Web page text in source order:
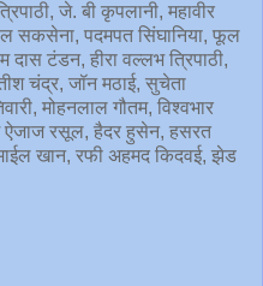
जे. बी कृपलानी, महावीर
सकसेना, पदमपत सिंघानिया, फूल
दास टंडन, हीरा वल्लभ त्रिपाठी,
चंद्र, जॉन मठाई, सुचेता
मोहनलाल गौतम, विश्वभार
ऐजाज रसूल, हैदर हुसेन, हसरत
खान, रफी अहमद किदवई, झेड